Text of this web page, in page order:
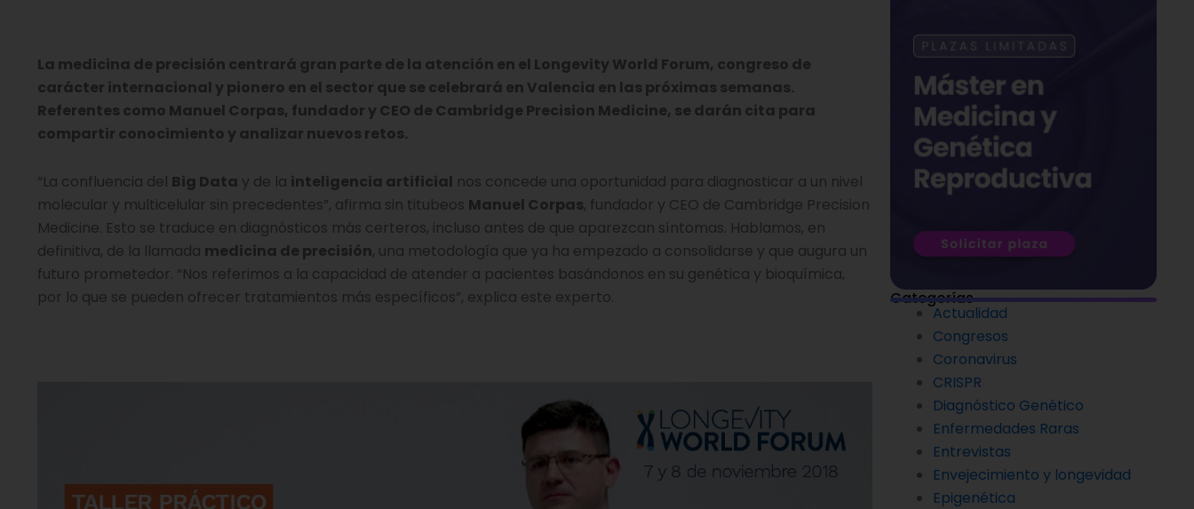
La medicina de precisión centrará gran parte de la atención en el Longevity World Forum, congreso de
carácter internacional y pionero en el sector que se celebrará en Valencia en las próximas semanas.
Referentes como Manuel Corpas, fundador y CEO de Cambridge Precision Medicine, se darán cita para
compartir conocimiento y analizar nuevos retos.
“La confluencia del Big Data y de la inteligencia artificial nos concede una oportunidad para diagnosticar a un nivel
molecular y multicelular sin precedentes”, afirma sin titubeos Manuel Corpas, fundador y CEO de Cambridge Precision
Medicine. Esto se traduce en diagnósticos más certeros, incluso antes de que aparezcan síntomas. Hablamos, en
definitiva, de la llamada medicina de precisión, una metodología que ya ha empezado a consolidarse y que augura un
futuro prometedor. “Nos referimos a la capacidad de atender a pacientes basándonos en su genética y bioquímica,
por lo que se pueden ofrecer tratamientos más específicos”, explica este experto.
Categorías
Actualidad
Congresos
Coronavirus
CRISPR
Diagnóstico Genético
Enfermedades Raras
Entrevistas
Envejecimiento y longevidad
Epigenética